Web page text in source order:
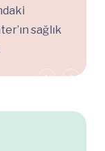
sağlık